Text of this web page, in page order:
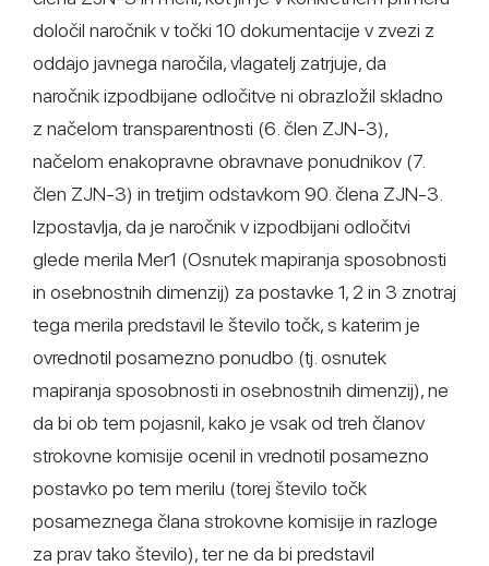
določil naročnik v točki 10 dokumentacije v zvezi z
oddajo javnega naročila, vlagatelj zatrjuje, da
naročnik izpodbijane odločitve ni obrazložil skladno
z načelom transparentnosti (6. člen ZJN-3),
načelom enakopravne obravnave ponudnikov (7.
člen ZJN-3) in tretjim odstavkom 90. člena ZJN-3.
Izpostavlja, da je naročnik v izpodbijani odločitvi
glede merila Mer1 (Osnutek mapiranja sposobnosti
in osebnostnih dimenzij) za postavke 1, 2 in 3 znotraj
tega merila predstavil le število točk, s katerim je
ovrednotil posamezno ponudbo (tj. osnutek
mapiranja sposobnosti in osebnostnih dimenzij), ne
da bi ob tem pojasnil, kako je vsak od treh članov
strokovne komisije ocenil in vrednotil posamezno
postavko po tem merilu (torej število točk
posameznega člana strokovne komisije in razloge
za prav tako število), ter ne da bi predstavil